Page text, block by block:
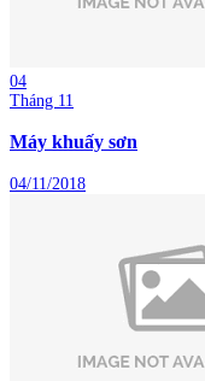
04
Tháng 11
Máy khuấy sơn
04/11/2018